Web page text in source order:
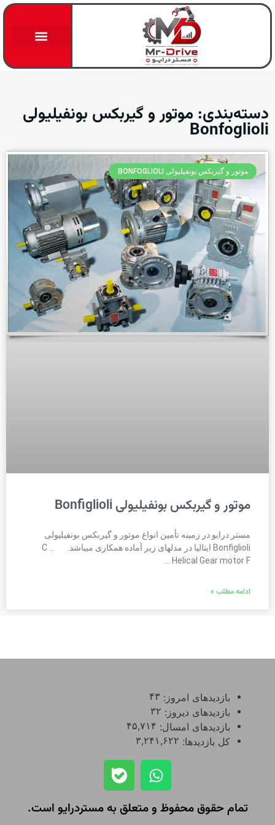
دسته‌بندی: موتور و گیربکس بونفیلیولی
Bonfoglioli
موتور و گیربکس بونفیلیولی BONFOGLIOLI
موتور و گیربکس بونفیلیولی Bonfiglioli
مستر درایو در زمینه تأمین انواع موتور و گیربکس بونفیلیولی
Bonfiglioli ایتالیا در مدلهای زیر آماده همکاری میباشد. C …
Helical Gear motor F …
ادامه مطلب »
بازدیدهای امروز: ۴۳
بازدیدهای دیروز: ۳۲
بازدیدهای امسال: ۴۵,۷۱۴
کل بازدیدها: ۳,۲۴۱,۶۲۲
تمام حقوق محفوظ و متعلق به مستردرایو است.